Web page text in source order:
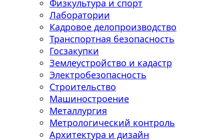
Физкультура и спорт
Лаборатории
Кадровое делопроизводство
Транспортная безопасность
Госзакупки
Землеустройство и кадастр
Электробезопасность
Строительство
Машиностроение
Металлургия
Метрологический контроль
Архитектура и дизайн